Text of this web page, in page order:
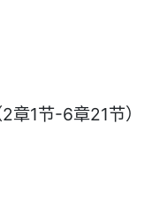
章1节-6章21节）